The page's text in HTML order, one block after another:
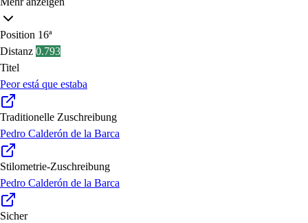
Position 16ª
Distanz 0.793
Titel
Peor está que estaba
Traditionelle Zuschreibung
Pedro Calderón de la Barca
Stilometrie-Zuschreibung
Pedro Calderón de la Barca
Sicher